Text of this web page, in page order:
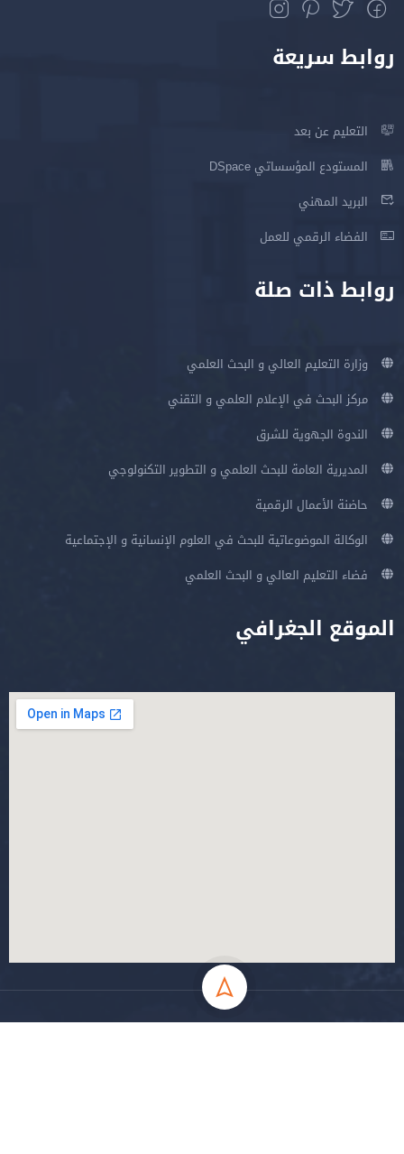
روابط سريعة
التعليم عن بعد
المستودع المؤسساتي DSpace
البريد المهني
الفضاء الرقمي للعمل
روابط ذات صلة
وزارة التعليم العالي و البحث العلمي
مركز البحث في الإعلام العلمي و التقني
الندوة الجهوية للشرق
المديرية العامة للبحث العلمي و التطوير التكنولوجي
حاضنة الأعمال الرقمية
الوكالة الموضوعاتية للبحث في العلوم الإنسانية و الإجتماعية
فضاء التعليم العالي و البحث العلمي
الموقع الجغرافي
جميع الحقوق محفوظة جامعة المسيلة - 2024